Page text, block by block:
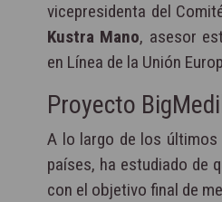
vicepresidenta del
Kustra Mano, asesor
en Línea de la Unión
Proyecto
A lo largo de los
países, ha estudiado de
con el objetivo final de